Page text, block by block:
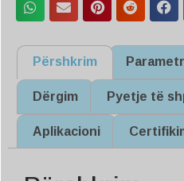
Përshkrim
Dërgim Pyetje të
Aplikacioni